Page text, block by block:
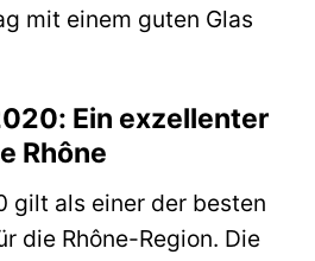
mit einem guten Glas
Ein exzellenter
Rhône
gilt als einer der besten
die Rhône-Region. Die